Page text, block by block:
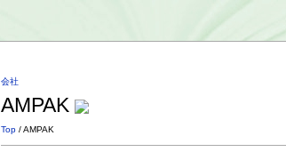
会社
AMPAK
Top / AMPAK